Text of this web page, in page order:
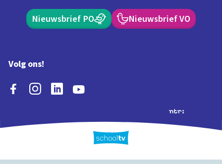
Nieuwsbrief PO Nieuwsbrief VO
Volg ons!